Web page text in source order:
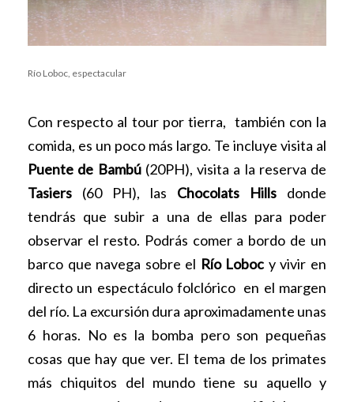
Río Loboc, espectacular
Con respecto al tour por tierra, también con la
comida, es un poco más largo. Te incluye visita al
Puente de Bambú(20PH), visita a la reserva de
Tasiers (60 PH), las Chocolats Hills donde
tendrás que subir a una de ellas para poder
observar el resto. Podrás comer a bordo de un
barco que navega sobre el Río Loboc y vivir en
directo un espectáculo folclórico en el margen
del río. La excursión dura aproximadamente unas
6 horas. No es la bomba pero son pequeñas
cosas que hay que ver. El tema de los primates
más chiquitos del mundo tiene su aquello y